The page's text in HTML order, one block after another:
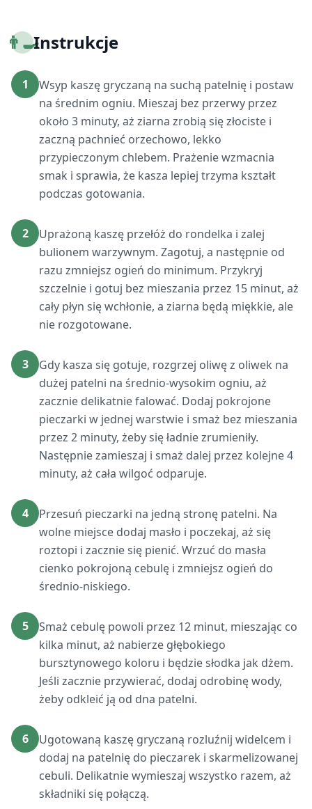
👨‍🍳Instrukcje
1
Wsyp kaszę gryczaną na suchą patelnię i postaw
na średnim ogniu. Mieszaj bez przerwy przez
około 3 minuty, aż ziarna zrobią się złociste i
zaczną pachnieć orzechowo, lekko
przypieczonym chlebem. Prażenie wzmacnia
smak i sprawia, że kasza lepiej trzyma kształt
podczas gotowania.
2
Uprażoną kaszę przełóż do rondelka i zalej
bulionem warzywnym. Zagotuj, a następnie od
razu zmniejsz ogień do minimum. Przykryj
szczelnie i gotuj bez mieszania przez 15 minut, aż
cały płyn się wchłonie, a ziarna będą miękkie, ale
nie rozgotowane.
3
Gdy kasza się gotuje, rozgrzej oliwę z oliwek na
dużej patelni na średnio-wysokim ogniu, aż
zacznie delikatnie falować. Dodaj pokrojone
pieczarki w jednej warstwie i smaż bez mieszania
przez 2 minuty, żeby się ładnie zrumieniły.
Następnie zamieszaj i smaż dalej przez kolejne 4
minuty, aż cała wilgoć odparuje.
4
Przesuń pieczarki na jedną stronę patelni. Na
wolne miejsce dodaj masło i poczekaj, aż się
roztopi i zacznie się pienić. Wrzuć do masła
cienko pokrojoną cebulę i zmniejsz ogień do
średnio-niskiego.
5
Smaż cebulę powoli przez 12 minut, mieszając co
kilka minut, aż nabierze głębokiego
bursztynowego koloru i będzie słodka jak dżem.
Jeśli zacznie przywierać, dodaj odrobinę wody,
żeby odkleić ją od dna patelni.
6
Ugotowaną kaszę gryczaną rozluźnij widelcem i
dodaj na patelnię do pieczarek i skarmelizowanej
cebuli. Delikatnie wymieszaj wszystko razem, aż
składniki się połączą.